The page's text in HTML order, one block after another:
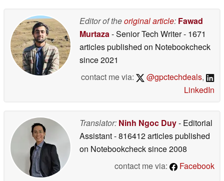
Editor of theoriginal article: Fawad
Murtaza- Senior Tech Writer- 1671
articles published on Notebookcheck
since 2021
contact me via:
@gpctechdeals,
LinkedIn
Translator: Ninh Ngoc Duy- Editorial
Assistant- 816412 articles published
on Notebookchecksince 2008
contact me via:
Facebook